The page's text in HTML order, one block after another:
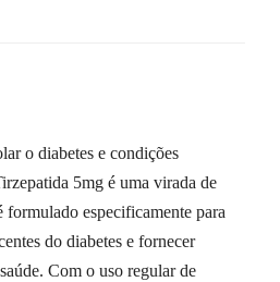
o diabetes e condições
5mg é uma virada de
formulado especificamente para
do diabetes e fornecer
Com o uso regular de